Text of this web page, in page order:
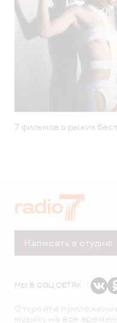
7 фильмов о рыжих
Написать в студию
МЫ В СОЦ СЕТЯХ
Откройте
музыку на все